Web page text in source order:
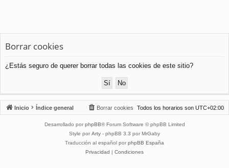
Borrar cookies
¿Estás seguro de querer borrar todas las cookies de este sitio?
Inicio Índice general Todos los horarios son UTC+02:00
Borrar cookies
Desarrollado por phpBB® Forum Software © phpBB Limited
Style por Arty - phpBB 3.3 por MrGaby
Traducción al español por phpBB España
Privacidad | Condiciones